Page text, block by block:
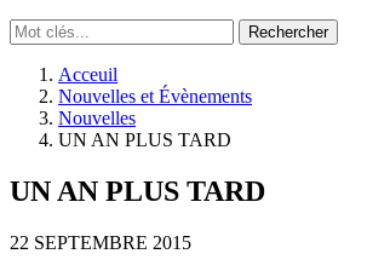
Acceuil
Nouvelles et Évènements
Nouvelles
UN AN PLUS TARD
UN AN PLUS TARD
22 SEPTEMBRE 2015